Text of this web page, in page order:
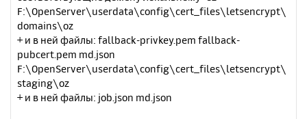
15
ErrorDocument 416 /page_errors.php?error=4
16
ErrorDocument 417 /page_errors.php?error=4
17
ErrorDocument 500 /page_errors.php?error=5
00
ErrorDocument 501 /page_errors.php?error=5
01
F:\OpenServer\userdata\config\cert_files\letsencrypt\
domains\oz
+ и в ней файлы: fallback-privkey.pem fallback-
pubcert.pem md.json
F:\OpenServer\userdata\config\cert_files\letsencrypt\
staging\oz
+ и в ней файлы: job.json md.json